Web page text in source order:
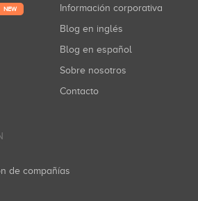
NEW
Información corporativa
Blog en inglés
Blog en español
Sobre nosotros
Contacto
de compañías